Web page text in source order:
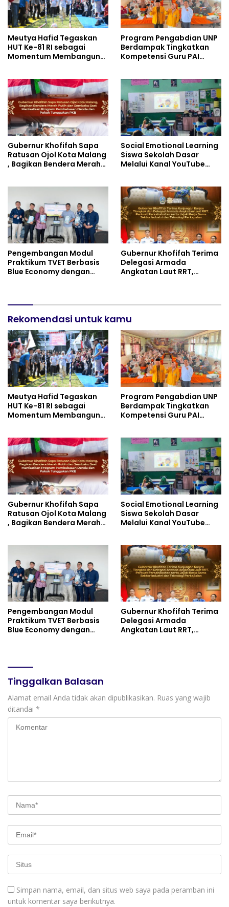
Meutya Hafid Tegaskan
HUT Ke-81 RI sebagai
Momentum Membangun
Program Pengabdian UNP
Berdampak Tingkatkan
Kompetensi Guru PAI
Gubernur Khofifah Sapa
Ratusan Ojol Kota Malang
, Bagikan Bendera Merah
Pokok Tunggakan PKB
Social Emotional Learning
Siswa Sekolah Dasar
Melalui Kanal YouTube
Pengembangan Modul
Praktikum TVET Berbasis
Blue Economy dengan
Dukung Pencapaian SDGs
Gubernur Khofifah Terima
Delegasi Armada
Angkatan Laut RRT,
Rekomendasi untuk kamu
Meutya Hafid Tegaskan
HUT Ke-81 RI sebagai
Momentum Membangun
Program Pengabdian UNP
Berdampak Tingkatkan
Kompetensi Guru PAI
Gubernur Khofifah Sapa
Ratusan Ojol Kota Malang
, Bagikan Bendera Merah
Pokok Tunggakan PKB
Social Emotional Learning
Siswa Sekolah Dasar
Melalui Kanal YouTube
Pengembangan Modul
Praktikum TVET Berbasis
Blue Economy dengan
Dukung Pencapaian SDGs
Gubernur Khofifah Terima
Delegasi Armada
Angkatan Laut RRT,
Tinggalkan Balasan
Alamat email Anda tidak akan dipublikasikan. Ruas yang wajib
ditandai *
Simpan nama, email, dan situs web saya pada peramban ini
untuk komentar saya berikutnya.